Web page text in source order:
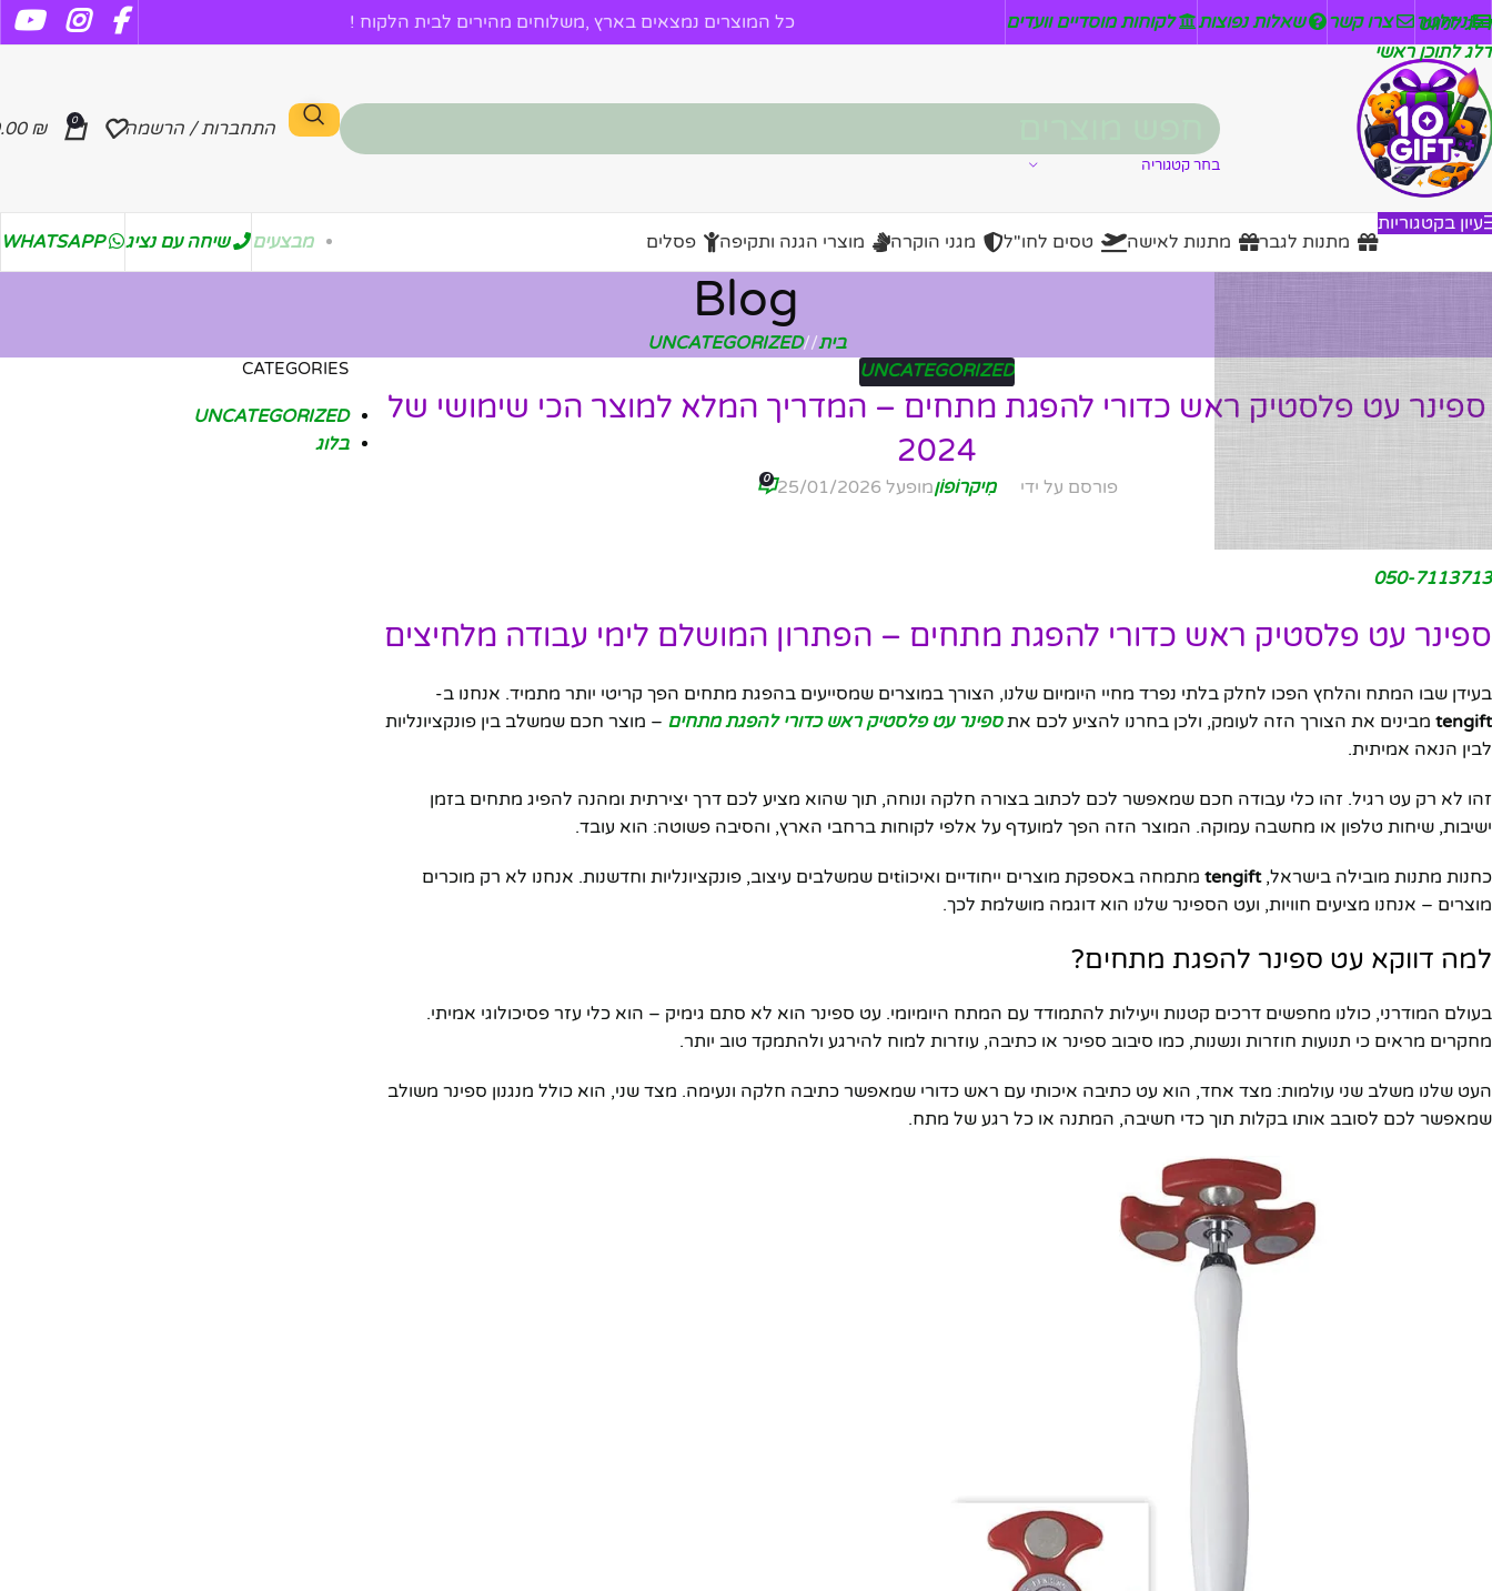
דלג לניווט
דלג לתוכן ראשי
ניזלטר צרו קשר שאלות נפוצות לקוחות מוסדיים וועדים כל המוצרים נמצאים בארץ ,משלוחים מהירים לבית הלקוח !
בחר קטגוריה
התחברות / הרשמה 0
₪
עיון בקטגוריות
מתנות לגבר
מתנות לאישה טסים לחו"ל מגני הוקרה מוצרי הגנה ותקיפה פסלים מבצעים שיחה עם נציג WHATSAPP
Blog
בית/
UNCATEGORIZED
UNCATEGORIZED
ספינר עט פלסטיק ראש כדורי להפגת מתחים – המדריך המלא למוצר הכי שימושי של
2024
פורסם על ידי מִיקרוֹפוֹןמופעל 25/01/2026 0
050-7113713
ספינר עט פלסטיק ראש כדורי להפגת מתחים – הפתרון המושלם לימי עבודה מלחיצים
בעידן שבו המתח והלחץ הפכו לחלק בלתי נפרד מחיי היומיום שלנו, הצורך במוצרים שמסייעים בהפגת מתחים הפך קריטי יותר מתמיד. אנחנו ב-
tengift מבינים את הצורך הזה לעומק, ולכן בחרנו להציע לכם אתספינר עט פלסטיק ראש כדורי להפגת מתחים – מוצר חכם שמשלב בין פונקציונליות
לבין הנאה אמיתית.
זהו לא רק עט רגיל. זהו כלי עבודה חכם שמאפשר לכם לכתוב בצורה חלקה ונוחה, תוך שהוא מציע לכם דרך יצירתית ומהנה להפיג מתחים בזמן
ישיבות, שיחות טלפון או מחשבה עמוקה. המוצר הזה הפך למועדף על אלפי לקוחות ברחבי הארץ, והסיבה פשוטה: הוא עובד.
כחנות מתנות מובילה בישראל,tengift
מתמחה באספקת מוצרים ייחודיים ואיכוtiים שמשלבים עיצוב, פונקציונליות וחדשנות. אנחנו לא רק מוכרים
מוצרים – אנחנו מציעים חוויות, ועט הספינר שלנו הוא דוגמה מושלמת לכך.
למה דווקא עט ספינר להפגת מתחים?
בעולם המודרני, כולנו מחפשים דרכים קטנות ויעילות להתמודד עם המתח היומיומי. עט ספינר הוא לא סתם גימיק – הוא כלי עזר פסיכולוגי אמיתי.
מחקרים מראים כי תנועות חוזרות ונשנות, כמו סיבוב ספינר או כתיבה, עוזרות למוח להירגע ולהתמקד טוב יותר.
העט שלנו משלב שני עולמות: מצד אחד, הוא עט כתיבה איכותי עם ראש כדורי שמאפשר כתיבה חלקה ונעימה. מצד שני, הוא כולל מנגנון ספינר משולב
שמאפשר לכם לסובב אותו בקלות תוך כדי חשיבה, המתנה או כל רגע של מתח.
CATEGORIES
UNCATEGORIZED
בלוג